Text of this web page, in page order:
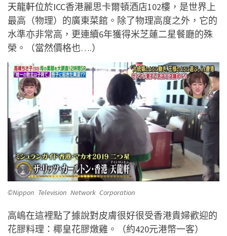
天龍軒位於ICC香港麗思卡爾頓酒店102樓，是世界上
最高（物理）的廣東菜館。除了物理高度之外，它的
水準亦非常高，更連續6年獲得米芝蓮二星餐廳的殊
榮。（當然價格也….）
©Nippon Television Network Corporation
高嶋在這裡點了據說對皮膚很好很受香港貴婦歡迎的
花膠料理：椰皇花膠燉雞。（約420元港幣一客）